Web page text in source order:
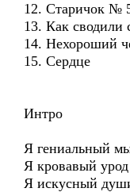
12. Старичок №
13. Как сводили
14. Нехороший
15. Сердце
Интро
Я гениальный
Я кровавый урод
Я искусный